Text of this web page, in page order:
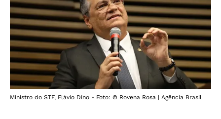
Ministro do STF, Flávio Dino - Foto: © Rovena Rosa | Agência Brasil